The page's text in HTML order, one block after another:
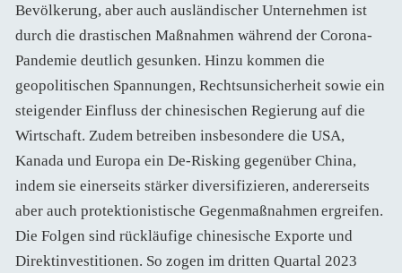
Bevölkerung, aber auch ausländischer Unternehmen ist
durch die drastischen Maßnahmen während der Corona-
Pandemie deutlich gesunken. Hinzu kommen die
geopolitischen Spannungen, Rechtsunsicherheit sowie ein
steigender Einfluss der chinesischen Regierung auf die
Wirtschaft. Zudem betreiben insbesondere die USA,
Kanada und Europa ein De-Risking gegenüber China,
indem sie einerseits stärker diversifizieren, andererseits
aber auch protektionistische Gegenmaßnahmen ergreifen.
Die Folgen sind rückläufige chinesische Exporte und
Direktinvestitionen. So zogen im dritten Quartal 2023